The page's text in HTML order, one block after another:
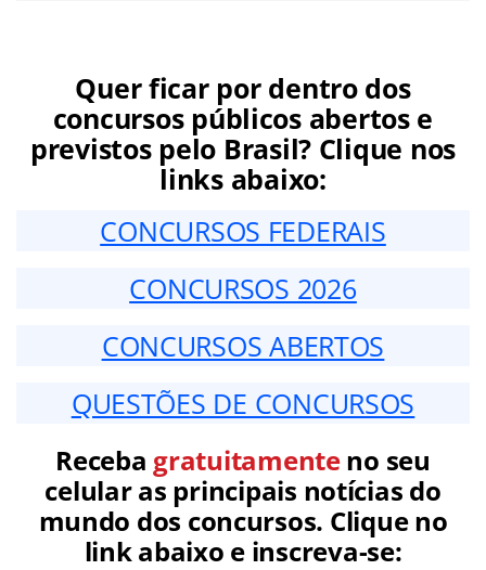
Quer ficar por dentro dos
concursos públicos abertos e
previstos pelo Brasil? Clique nos
links abaixo:
CONCURSOS FEDERAIS
CONCURSOS 2026
CONCURSOS ABERTOS
QUESTÕES DE CONCURSOS
Receba gratuitamenteno seu
celular as principais notícias do
mundo dos concursos. Clique no
link abaixo e inscreva-se: